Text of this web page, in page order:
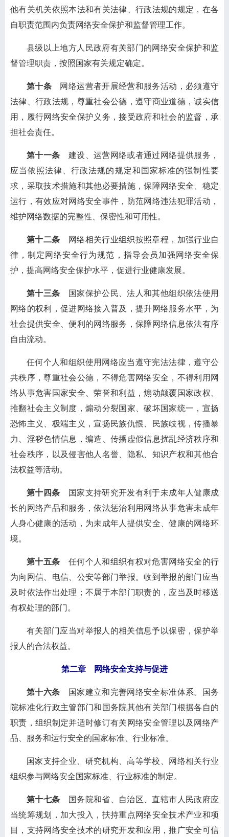
他有关机关依照本法和有关法律、行政法规的规定，在各
自职责范围内负责网络安全保护和监督管理工作。
县级以上地方人民政府有关部门的网络安全保护和监
督管理职责，按照国家有关规定确定。
第十条 网络运营者开展经营和服务活动，必须遵守
法律、行政法规，尊重社会公德，遵守商业道德，诚实信
用，履行网络安全保护义务，接受政府和社会的监督，承
担社会责任。
第十一条 建设、运营网络或者通过网络提供服务，
应当依照法律、行政法规的规定和国家标准的强制性要
求，采取技术措施和其他必要措施，保障网络安全、稳定
运行，有效应对网络安全事件，防范网络违法犯罪活动，
维护网络数据的完整性、保密性和可用性。
第十二条 网络相关行业组织按照章程，加强行业自
律，制定网络安全行为规范，指导会员加强网络安全保
护，提高网络安全保护水平，促进行业健康发展。
第十三条 国家保护公民、法人和其他组织依法使用
网络的权利，促进网络接入普及，提升网络服务水平，为
社会提供安全、便利的网络服务，保障网络信息依法有序
自由流动。
任何个人和组织使用网络应当遵守宪法法律，遵守公
共秩序，尊重社会公德，不得危害网络安全，不得利用网
络从事危害国家安全、荣誉和利益，煽动颠覆国家政权、
推翻社会主义制度，煽动分裂国家、破坏国家统一，宣扬
恐怖主义、极端主义，宣扬民族仇恨、民族歧视，传播暴
力、淫秽色情信息，编造、传播虚假信息扰乱经济秩序和
社会秩序，以及侵害他人名誉、隐私、知识产权和其他合
法权益等活动。
第十四条 国家支持研究开发有利于未成年人健康成
长的网络产品和服务，依法惩治利用网络从事危害未成年
人身心健康的活动，为未成年人提供安全、健康的网络环
境。
第十五条 任何个人和组织有权对危害网络安全的行
为向网信、电信、公安等部门举报。收到举报的部门应当
及时依法作出处理；不属于本部门职责的，应当及时移送
有权处理的部门。
有关部门应当对举报人的相关信息予以保密，保护举
报人的合法权益。
第二章 网络安全支持与促进
第十六条 国家建立和完善网络安全标准体系。国务
院标准化行政主管部门和国务院其他有关部门根据各自的
职责，组织制定并适时修订有关网络安全管理以及网络产
品、服务和运行安全的国家标准、行业标准。
国家支持企业、研究机构、高等学校、网络相关行业
组织参与网络安全国家标准、行业标准的制定。
第十七条 国务院和省、自治区、直辖市人民政府应
当统筹规划，加大投入，扶持重点网络安全技术产业和项
目，支持网络安全技术的研究开发和应用，推广安全可信